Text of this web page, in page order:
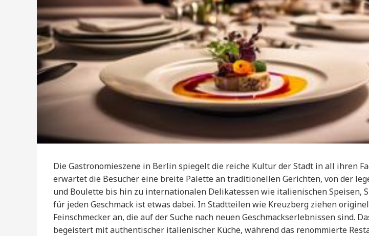
Die Gastronomieszene in Berlin spiegelt die reiche Kultur der Stadt in all ihren
erwartet die Besucher eine breite Palette an traditionellen Gerichten, von der
und Boulette bis hin zu internationalen Delikatessen wie italienischen Speisen,
für jeden Geschmack ist etwas dabei. In Stadtteilen wie Kreuzberg ziehen
Feinschmecker an, die auf der Suche nach neuen Geschmackserlebnissen sind.
begeistert mit authentischer italienischer Küche, während das renommierte